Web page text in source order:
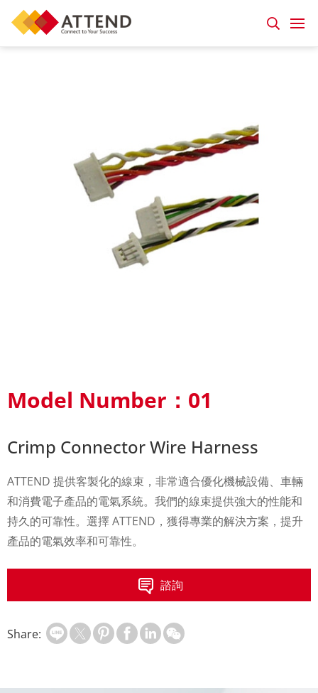
Model Number：01
Crimp Connector Wire Harness
ATTEND 提供客製化的線束，非常適合優化機械設備、車輛
和消費電子產品的電氣系統。我們的線束提供強大的性能和
持久的可靠性。選擇 ATTEND，獲得專業的解決方案，提升
產品的電氣效率和可靠性。
諮詢
Share: